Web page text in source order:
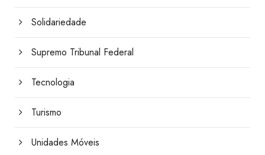
Solidariedade
Supremo Tribunal Federal
Tecnologia
Turismo
Unidades Móveis